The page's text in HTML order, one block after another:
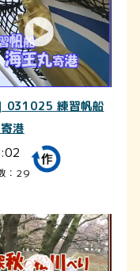
練習帆船
港
：29